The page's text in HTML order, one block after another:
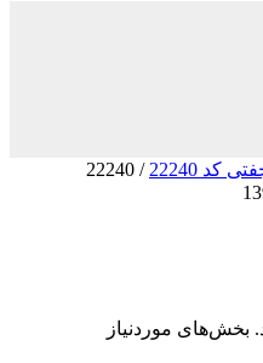
کد 22240 /
22240
بخش‌های موردنیاز